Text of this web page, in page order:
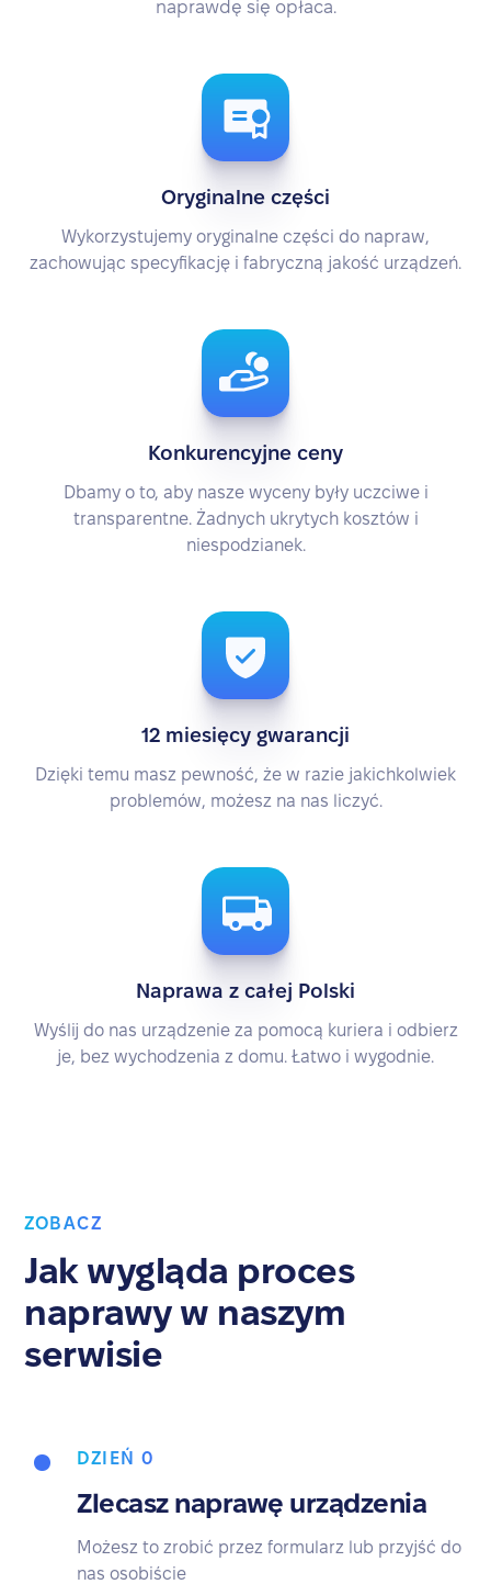
naprawdę się opłaca.
Oryginalne części
Wykorzystujemy oryginalne części do napraw,
zachowując specyfikację i fabryczną jakość urządzeń.
Konkurencyjne ceny
Dbamy o to, aby nasze wyceny były uczciwe i
transparentne. Żadnych ukrytych kosztów i
niespodzianek.
12 miesięcy gwarancji
Dzięki temu masz pewność, że w razie jakichkolwiek
problemów, możesz na nas liczyć.
Naprawa z całej Polski
Wyślij do nas urządzenie za pomocą kuriera i odbierz
je, bez wychodzenia z domu. Łatwo i wygodnie.
ZOBACZ
Jak wygląda proces
naprawy w naszym
serwisie
DZIEŃ 0
Zlecasz naprawę urządzenia
Możesz to zrobić przez formularz lub przyjść do
nas osobiście